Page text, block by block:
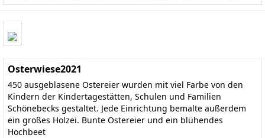
Osterwiese2021
450 ausgeblasene Ostereier wurden mit viel Farbe von den
Kindern der Kindertagestätten, Schulen und Familien
Schönebecks gestaltet. Jede Einrichtung bemalte außerdem
ein großes Holzei. Bunte Ostereier und ein blühendes
Hochbeet